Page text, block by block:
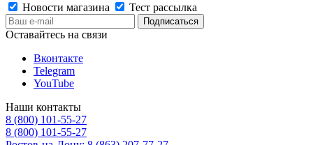
Новости магазина
Тест рассылка
Оставайтесь на связи
Вконтакте
Telegram
YouTube
Наши контакты
8 (800) 101-55-27
8 (800) 101-55-27